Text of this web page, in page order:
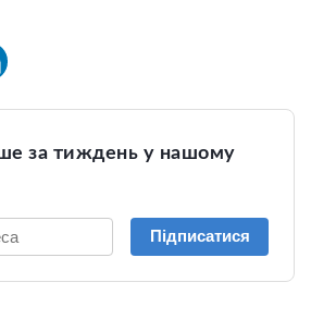
за тиждень у нашому
Підписатися